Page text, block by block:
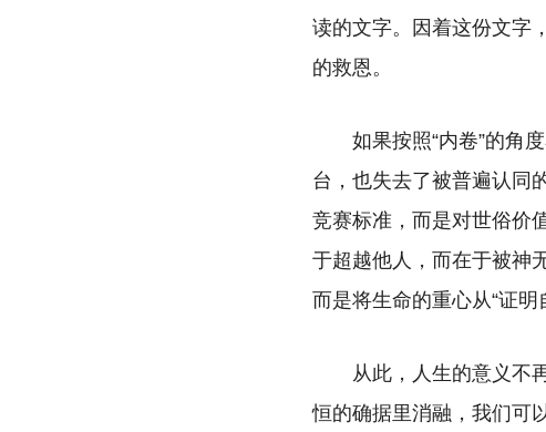
读的文字。因着这份文字
的救恩。
如果按照“内卷”的角
台，也失去了被普遍认同
竞赛标准，而是对世俗价
于超越他人，而在于被神
而是将生命的重心从“证明
从此，人生的意义不
恒的确据里消融，我们可